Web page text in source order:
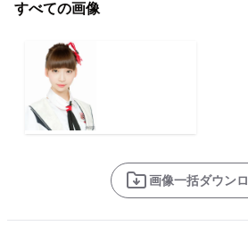
すべての画像
画像一括ダウン